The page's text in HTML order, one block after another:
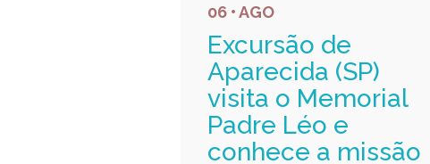
06 • AGO
Excursão de
Aparecida (SP)
visita o Memorial
Padre Léo e
conhece a missão